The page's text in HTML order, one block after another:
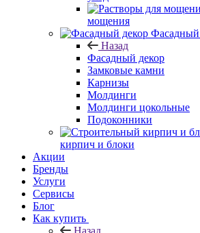
мощения
Фасадный
Назад
Фасадный декор
Замковые камни
Карнизы
Молдинги
Молдинги цокольные
Подоконники
кирпич и блоки
Акции
Бренды
Услуги
Сервисы
Блог
Как купить
Назад